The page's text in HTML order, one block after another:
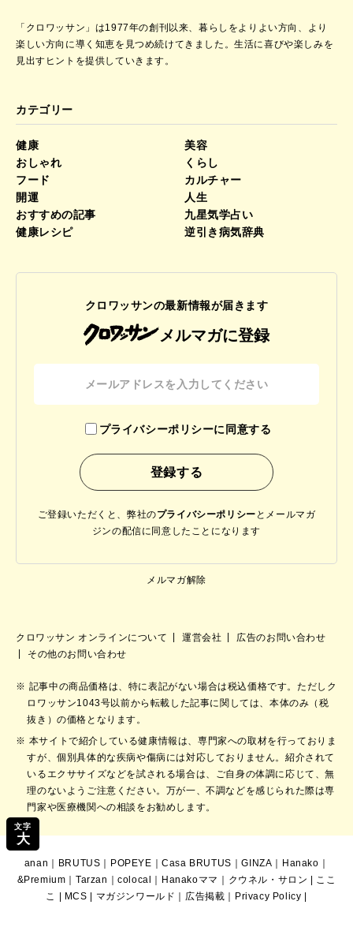
文字
大
「クロワッサン」は1977年の創刊以来、暮らしをよりよい方向、より
楽しい方向に導く知恵を見つめ続けてきました。生活に喜びや楽しみを
見出すヒントを提供していきます。
カテゴリー
健康
美容
おしゃれ
くらし
フード
カルチャー
開運
人生
おすすめの記事
九星気学占い
健康レシピ
逆引き病気辞典
クロワッサンの最新情報が届きます
メルマガに登録
プライバシーポリシーに同意する
ご登録いただくと、弊社のプライバシーポリシー と メールマガ
ジンの配信に同意したことになります
メルマガ解除
クロワッサン オンラインについて 運営会社
広告のお問い合わせ
その他のお問い合わせ
記事中の商品価格は、特に表記がない場合は税込価格です。ただしク
ロワッサン1043号以前から転載した記事に関しては、本体のみ（税
抜き）の価格となります。
本サイトで紹介している健康情報は、専門家への取材を行っておりま
すが、個別具体的な疾病や傷病には対応しておりません。紹介されて
いるエクササイズなどを試される場合は、ご自身の体調に応じて、無
理のないようご注意ください。万が一、不調などを感じられた際は専
門家や医療機関への相談をお勧めします。
anan ｜ BRUTUS ｜ POPEYE ｜Casa BRUTUS ｜GINZA ｜ Hanako ｜
&Premium ｜Tarzan ｜colocal ｜ Hanakoママ ｜ クウネル・サロン | ここ
こ
| MCS | マガジンワールド ｜ 広告掲載 ｜ Privacy Policy |